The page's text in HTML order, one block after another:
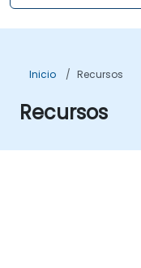
Inicio Recursos
Recursos